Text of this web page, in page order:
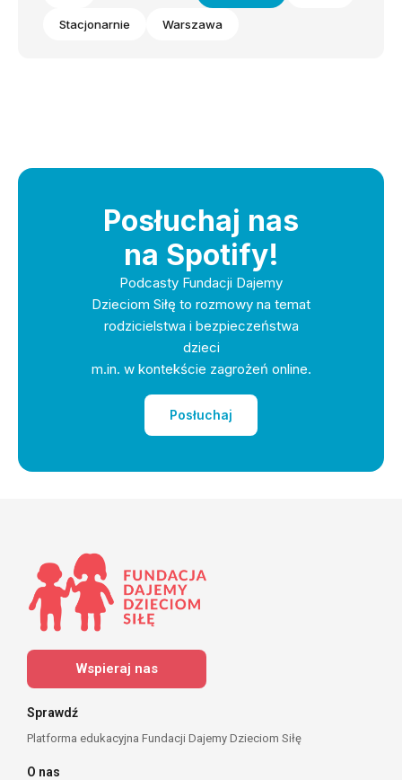
Stacjonarnie Warszawa
Posłuchaj nas
na Spotify!
Podcasty Fundacji Dajemy
Dzieciom Siłę to rozmowy na temat
rodzicielstwa i bezpieczeństwa
dzieci
m.in. w kontekście zagrożeń online.
Posłuchaj
Wspieraj nas
Sprawdź
Platforma edukacyjna Fundacji Dajemy Dzieciom Siłę
O nas